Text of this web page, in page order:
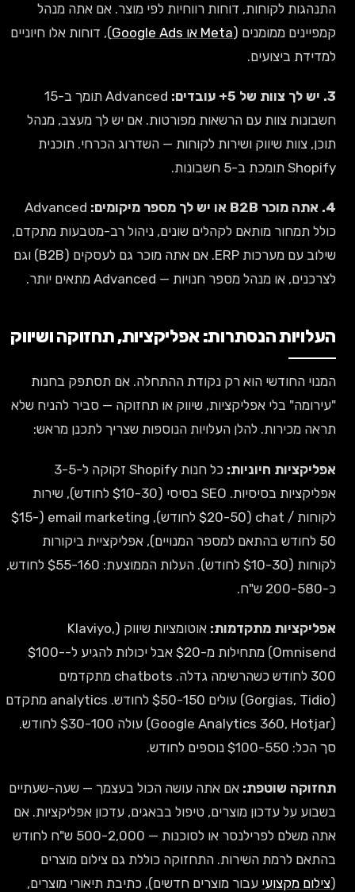
התנהגות לקוחות, דוחות רווחיות לפי מוצר. אם אתה מנהל
קמפיינים ממומנים ( Meta או Google Ads
), דוחות אלו חיוניים
למדידת ביצועים.
3. יש לך צוות של 5+ עובדים:
Advanced תומך ב-15
חשבונות צוות עם הרשאות מפורטות. אם יש לך מעצב, מנהל
תוכן, צוות שיווק ושירות לקוחות — השדרוג הכרחי. תוכנית
Shopify תומכת ב-5 חשבונות.
4. אתה מוכר B2B או יש לך מספר מיקומים:
Advanced
כולל תמחור מותאם לקהלים שונים, ניהול רב-מטבעות מתקדם,
שילוב עם מערכות ERP. אם אתה מוכר גם לעסקים (B2B) וגם
לצרכנים, או מנהל מספר חנויות — Advanced מתאים יותר.
העלויות הנסתרות: אפליקציות, תחזוקה ושיווק
המנוי החודשי הוא רק נקודת ההתחלה. אם תסתפק בחנות
"עירומה" בלי אפליקציות, שיווק או תחזוקה — סביר להניח שלא
תראה מכירות. להלן העלויות הנוספות שצריך לתכנן מראש:
אפליקציות חיוניות:
כל חנות Shopify זקוקה ל-3-5
אפליקציות בסיסיות. SEO בסיסי ($10-30 לחודש), שירות
לקוחות / chat ($20-50 לחודש), email marketing ($15-
50 לחודש בהתאם למספר המנויים), אפליקציית ביקורות
לקוחות ($10-30 לחודש). העלות הממוצעת: $55-160 לחודש,
כ-200-580 ש"ח.
אפליקציות מתקדמות:
אוטומציות שיווק (Klaviyo,
Omnisend) מתחילות מ-$20 אבל יכולות להגיע ל-$100-
300 לחודש כשהרשימה גדלה. chatbots מתקדמים
(Gorgias, Tidio) עולים $50-150 לחודש. analytics מתקדם
(Google Analytics 360, Hotjar) עולה $30-100 לחודש.
סך הכל: $100-550 נוספים לחודש.
תחזוקה שוטפת:אם אתה עושה הכול בעצמך — שעה-שעתיים
בשבוע על עדכון מוצרים, טיפול בבאגים, עדכון אפליקציות. אם
אתה משלם לפרילנסר או לסוכנות — 500-2,000 ש"ח לחודש
בהתאם לרמת השירות. התחזוקה כוללת גם צילום מוצרים
צילום מקצועיעבור מוצרים חדשים), כתיבת תיאורי מוצרים,